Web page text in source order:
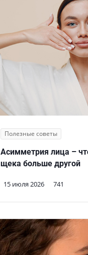
Полезные советы
15 июля 2026 741
Асимметрия лица –
щека больше другой